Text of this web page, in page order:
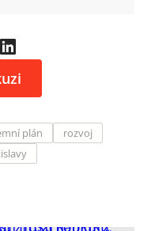
plán
rozvoj